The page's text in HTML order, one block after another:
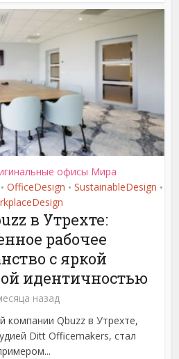
офисы Мира
• OfficeDesign • SustainableDesign •
в Утрехте:
рабочее
с яркой
идентичностью
назад
компании Qbuzz в Утрехте,
Ditt Officemakers, стал